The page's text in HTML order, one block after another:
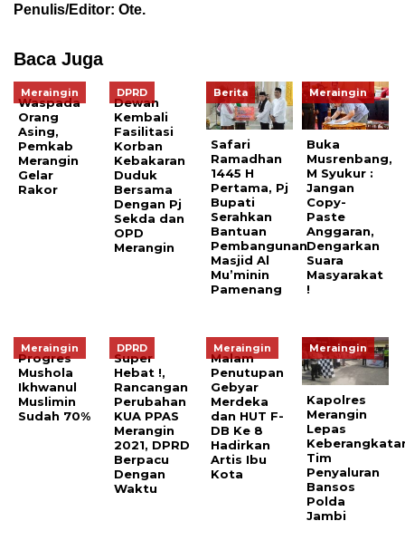
Penulis/Editor: Ote.
Baca Juga
Meraingin
Waspada
Orang
Asing,
Pemkab
Merangin
Gelar
Rakor
DPRD
Dewan
Kembali
Fasilitasi
Korban
Kebakaran
Duduk
Bersama
Dengan Pj
Sekda dan
OPD
Merangin
Berita
Safari
Ramadhan
1445 H
Pertama, Pj
Bupati
Serahkan
Bantuan
Pembangunan
Masjid Al
Mu’minin
Pamenang
Meraingin
Buka
Musrenbang,
M Syukur :
Jangan
Copy-
Paste
Anggaran,
Dengarkan
Suara
Masyarakat
!
Meraingin
Progres
Mushola
Ikhwanul
Muslimin
Sudah 70%
DPRD
Super
Hebat !,
Rancangan
Perubahan
KUA PPAS
Merangin
2021, DPRD
Berpacu
Dengan
Waktu
Meraingin
Malam
Penutupan
Gebyar
Merdeka
dan HUT F-
DB Ke 8
Hadirkan
Artis Ibu
Kota
Meraingin
Kapolres
Merangin
Lepas
Tim
Penyaluran
Bansos
Polda
Jambi